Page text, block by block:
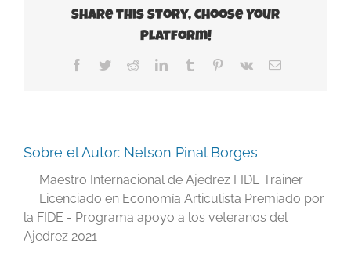
Share This Story, Choose Your
Platform!
Facebook
TwitterRedditLinkedInTumblr Pinterest
Vk
Correo
Sobre el Autor: Nelson Pinal Borges
Maestro Internacional de Ajedrez FIDE Trainer
Licenciado en Economía Articulista Premiado por
la FIDE - Programa apoyo a los veteranos del
Ajedrez 2021